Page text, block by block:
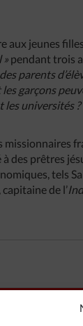
jeunes
» pendant trois
parents
les garçons
les universités
des prêtres
tels
de l’